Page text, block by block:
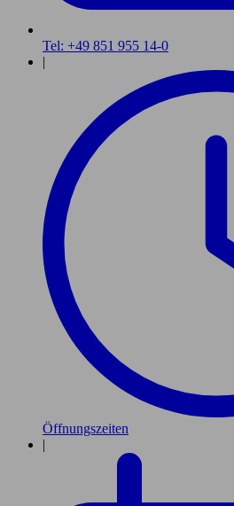
Tel: +49 851 955 14-0
|
Öffnungszeiten
|